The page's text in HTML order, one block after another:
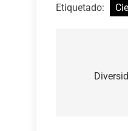
Etiquetado: